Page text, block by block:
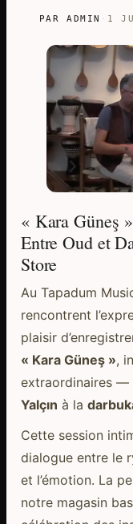
PAR ADMIN · 1
« Kara Güneş
Entre Oud et
Store
Au Tapadum
rencontrent
plaisir
« Kara Güneş »,
extraordinaires —
Yalçın à la
Cette session
dialogue entre le
et l’émotion. La
notre magasin